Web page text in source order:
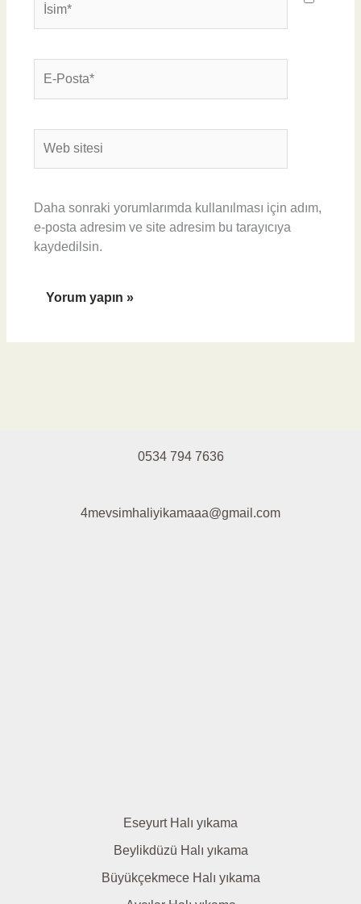
Posta*
sitesi
Daha sonraki yorumlarımda kullanılması için adım,
e-posta adresim ve site adresim bu tarayıcıya
kaydedilsin.
0534 794 7636
4mevsimhaliyikamaaa@gmail.com
Eseyurt Halı yıkama
Beylikdüzü Halı yıkama
Büyükçekmece Halı yıkama